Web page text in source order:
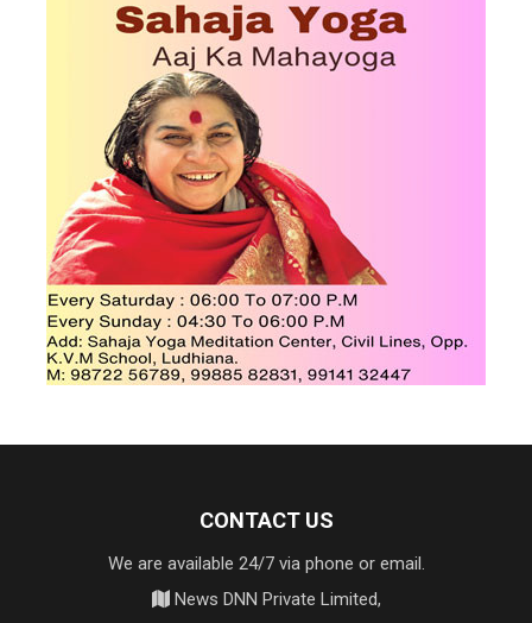
CONTACT US
We are available 24/7 via phone or email.
News DNN Private Limited,